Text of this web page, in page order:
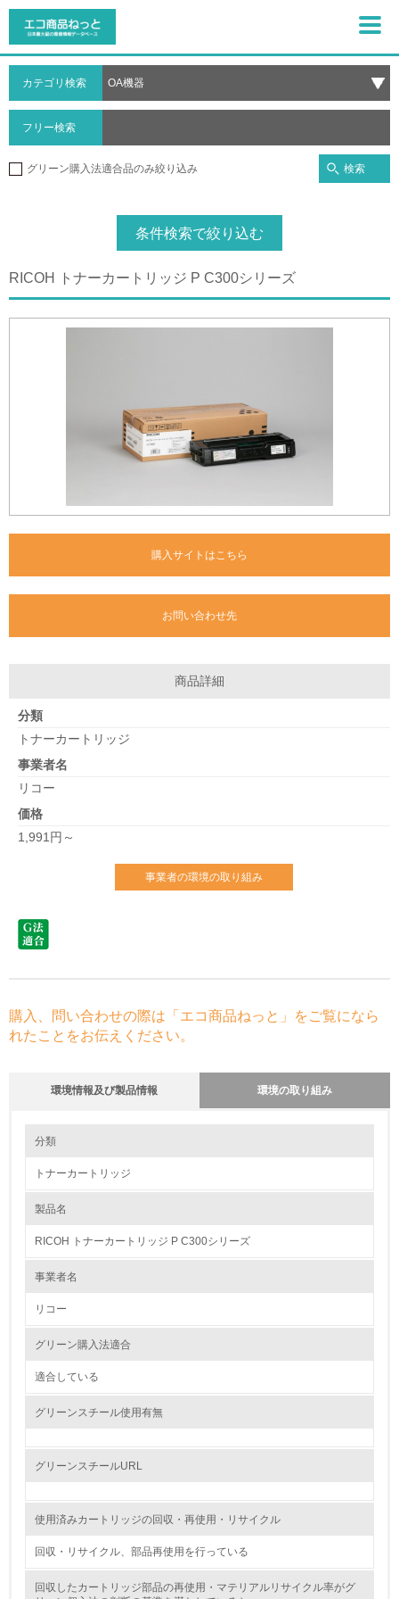
カテゴリ検索
フリー検索
グリーン購入法適合品のみ絞り込み 検索
条件検索で絞り込む
RICOH トナーカートリッジ P C300シリーズ
購入サイトはこちら
お問い合わせ先
商品詳細
分類
トナーカートリッジ
事業者名
リコー
価格
1,991円～
事業者の環境の取り組み
購入、問い合わせの際は「エコ商品ねっと」をご覧になら
れたことをお伝えください。
環境情報及び製品情報 環境の取り組み
1.環境取り組み体制
5.
分類
トナーカートリッジ
製品名
RICOH トナーカートリッジ P C300シリーズ
事業者名
リコー
グリーン購入法適合
適合している
グリーンスチール使用有無
グリーンスチールURL
使用済みカートリッジの回収・再使用・リサイクル
回収・リサイクル、部品再使用を行っている
回収したカートリッジ部品の再使用・マテリアルリサイクル率がグ